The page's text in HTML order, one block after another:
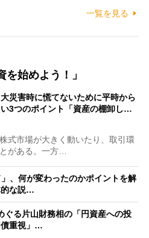
一覧を見る
始めよう！」
大災害時に慌てないために平時から
3つのポイント「資産の棚卸し…
式市場が大きく動いたり、取引環
がある。一方…
、何が変わったのかポイントを解
な説…
ぐる片山財務相の「円資産への投
重視」…